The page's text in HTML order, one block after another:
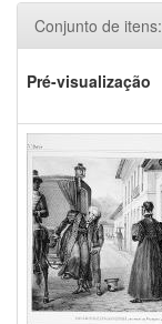
Conjunto de itens:
Pré-visualização